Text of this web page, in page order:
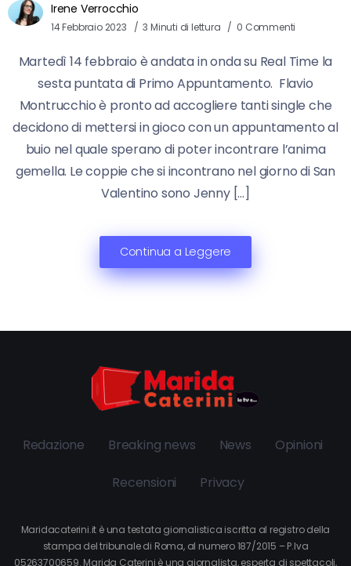
Irene Verrocchio
14 Febbraio 2023 3 Minuti di lettura 0 Commenti
Martedì 14 febbraio è andata in onda su Real Time la
sesta puntata di Primo Appuntamento. Flavio
Montrucchio è pronto ad accogliere tanti single che
decidono di mettersi in gioco con un appuntamento al
buio nel quale sperano di poter incontrare l’anima
gemella. Le coppie che si incontrano nel giorno di San
Valentino sono Jenny […]
Continua a Leggere
Redazione Breaking news News Opinioni
Recensioni Privacy
Maridacaterini.it è una testata giornalistica iscritta al registro della
stampa del tribunale di Roma, al numero 187/2015 – P.Iva
05263700659. Marida Caterini è una giornalista, esperta di spettacoli,